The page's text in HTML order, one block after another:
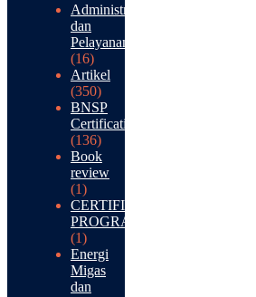
Administrasi
dan
Pelayanan
(16)
Artikel
(350)
BNSP
Certification
(136)
Book
review
(1)
CERTIFICATION
PROGRAM
(1)
Energi
Migas
dan